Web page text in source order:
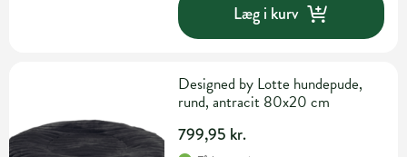
Læg i kurv
Designed by Lotte hundepude,
rund, antracit 80x20 cm
799,95 kr.